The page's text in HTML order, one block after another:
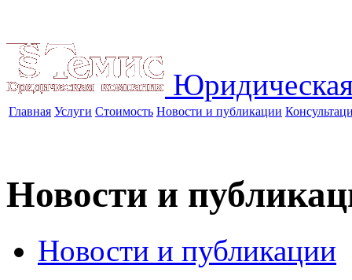
Главная Услуги Стоимость Новости и публикации
Новости и
Новости и публикации